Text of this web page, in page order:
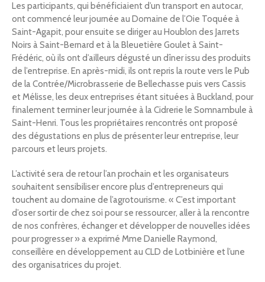
Les participants, qui bénéficiaient d’un transport en autocar,
ont commencé leur journée au Domaine de l’Oie Toquée à
Saint-Agapit, pour ensuite se diriger au Houblon des Jarrets
Noirs à Saint-Bernard et à la Bleuetière Goulet à Saint-
Frédéric, où ils ont d’ailleurs dégusté un dîner issu des produits
de l’entreprise. En après-midi, ils ont repris la route vers le Pub
de la Contrée/Microbrasserie de Bellechasse puis vers Cassis
et Mélisse, les deux entreprises étant situées à Buckland, pour
finalement terminer leur journée à la Cidrerie le Somnambule à
Saint-Henri. Tous les propriétaires rencontrés ont proposé
des dégustations en plus de présenter leur entreprise, leur
parcours et leurs projets.
L’activité sera de retour l’an prochain et les organisateurs
souhaitent sensibiliser encore plus d’entrepreneurs qui
touchent au domaine de l’agrotourisme. « C’est important
d’oser sortir de chez soi pour se ressourcer, aller à la rencontre
de nos confrères, échanger et développer de nouvelles idées
pour progresser » a exprimé Mme Danielle Raymond,
conseillère en développement au CLD de Lotbinière et l’une
des organisatrices du projet.